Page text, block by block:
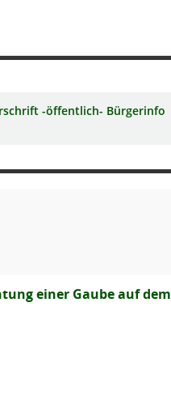
-öffentlich- Bürgerinfo
einer Gaube auf dem